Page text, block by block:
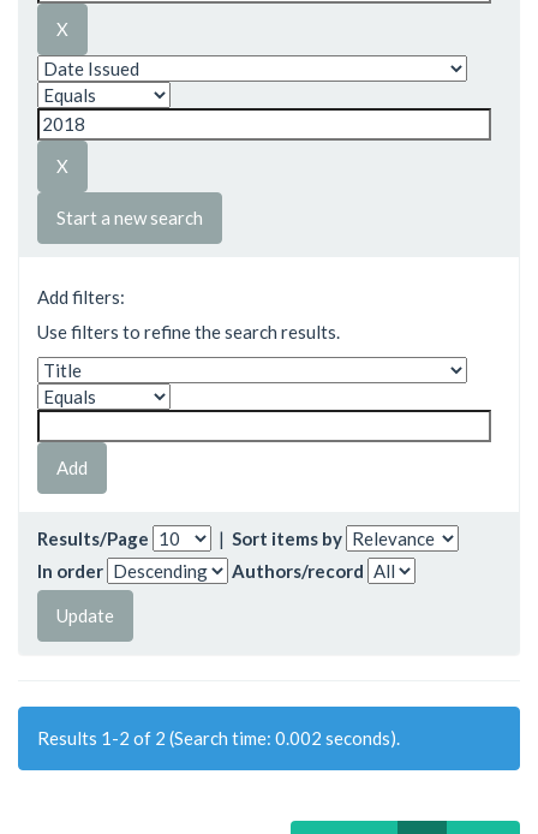
Start a new search
Add filters:
Use filters to refine the search results.
Results/Page | Sort items by
In order
Authors/record
Results 1-2 of 2 (Search time: 0.002 seconds).